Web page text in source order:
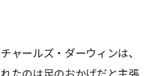
ャールズ・ダーウィンは、